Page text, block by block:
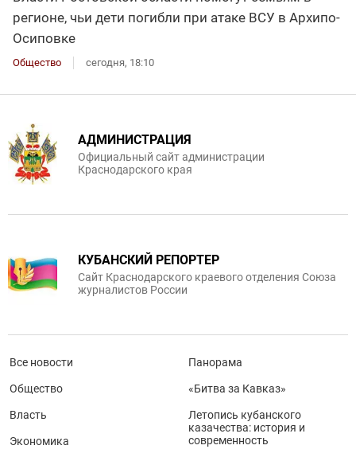
регионе, чьи дети погибли при атаке ВСУ в Архипо-
Осиповке
Общество сегодня, 18:10
АДМИНИСТРАЦИЯ
Официальный сайт администрации
Краснодарского края
КУБАНСКИЙ РЕПОРТЕР
Сайт Краснодарского краевого отделения Союза
журналистов России
Все новости
Общество
Власть
Экономика
Панорама
«Битва за Кавказ»
Летопись кубанского
казачества: история и
современность